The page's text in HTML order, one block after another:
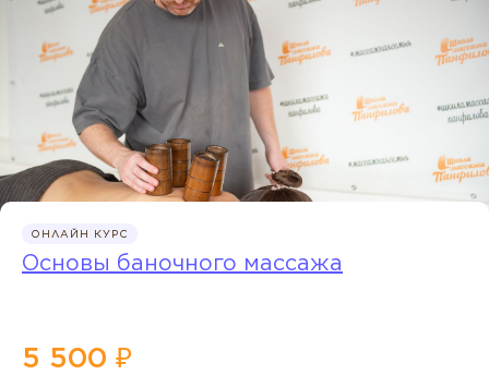
ОНЛАЙН КУРС
Основы баночного массажа
5 500 ₽